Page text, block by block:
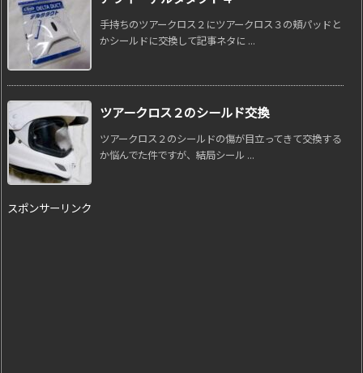
手持ちのツアークロス２にツアークロス３の頬パッドと
かシールドに交換して記事ネタに ...
ツアークロス２のシールド交換
ツアークロス２のシールドの傷が目立ってきて交換する
か悩んでた件ですが、結局シール ...
スポンサーリンク